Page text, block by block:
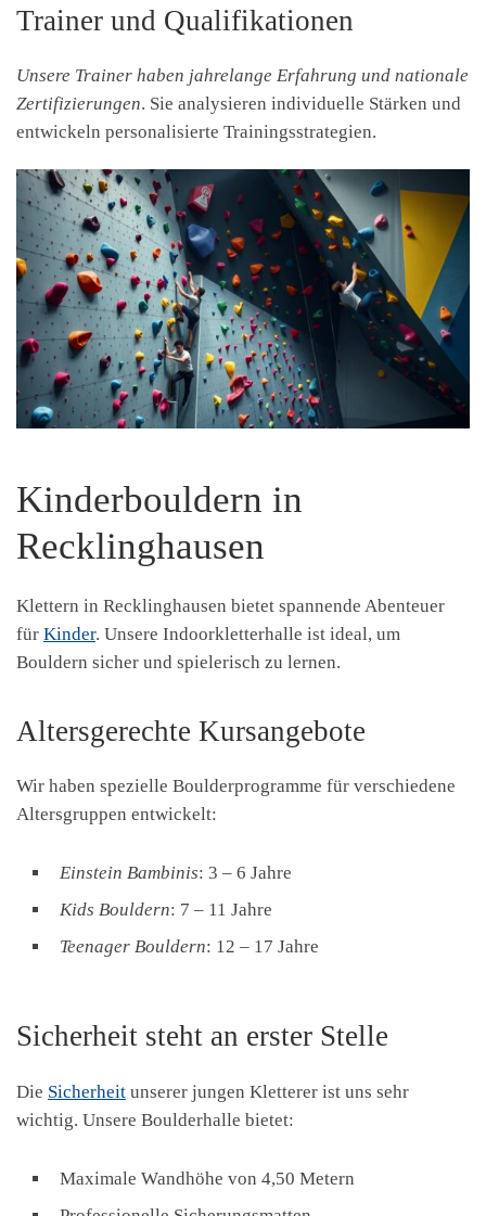
Trainer und Qualifikationen
Unsere Trainer haben jahrelange Erfahrung und nationale
Zertifizierungen. Sie analysieren individuelle Stärken und
entwickeln personalisierte Trainingsstrategien.
Kinderbouldern in
Recklinghausen
Klettern in Recklinghausen bietet spannende Abenteuer
für Kinder. Unsere Indoorkletterhalle ist ideal, um
Bouldern sicher und spielerisch zu lernen.
Altersgerechte Kursangebote
Wir haben spezielle Boulderprogramme für verschiedene
Altersgruppen entwickelt:
Einstein Bambinis: 3 – 6 Jahre
Kids Bouldern: 7 – 11 Jahre
Teenager Bouldern: 12 – 17 Jahre
Sicherheit steht an erster Stelle
Die Sicherheit unserer jungen Kletterer ist uns sehr
wichtig. Unsere Boulderhalle bietet:
Maximale Wandhöhe von 4,50 Metern